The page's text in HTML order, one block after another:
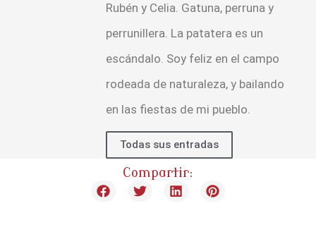
Rubén y Celia. Gatuna, perruna y
perrunillera. La patatera es un
escándalo. Soy feliz en el campo
rodeada de naturaleza, y bailando
en las fiestas de mi pueblo.
Todas sus entradas
Compartir: